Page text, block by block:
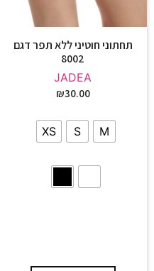
תחתוני חוטיני ללא תפר דגם
8002
JADEA
₪30.00
M
S
XS